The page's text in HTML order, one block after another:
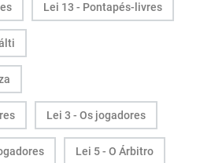
Lei 13 - Pontapés-livres
Lei 3 - Os jogadores
Lei 5 - O Árbitro